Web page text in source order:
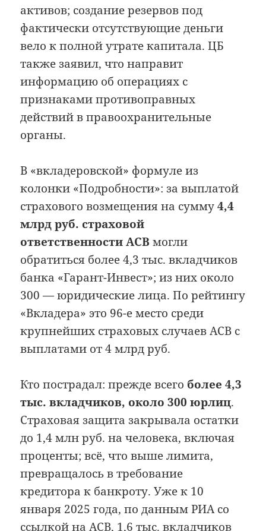
активов; создание резервов под
фактически отсутствующие деньги
вело к полной утрате капитала. ЦБ
также заявил, что направит
информацию об операциях с
признаками противоправных
действий в правоохранительные
органы.
В «вкладеровской» формуле из
колонки «Подробности»: за выплатой
страхового возмещения на сумму4,4
млрд руб. страховой
ответственности АСВ могли
обратиться более 4,3 тыс. вкладчиков
банка «Гарант-Инвест»; из них около
300 — юридические лица. По рейтингу
«Вкладера» это 96-е место среди
крупнейших страховых случаев АСВ с
выплатами от 4 млрд руб.
Кто пострадал: прежде всего более 4,3
тыс. вкладчиков, около 300 юрлиц.
Страховая защита закрывала остатки
до 1,4 млн руб. на человека, включая
проценты; всё, что выше лимита,
превращалось в требование
кредитора к банкроту. Уже к 10
января 2025 года, по данным РИА со
ссылкой на АСВ, 1,6 тыс. вкладчиков